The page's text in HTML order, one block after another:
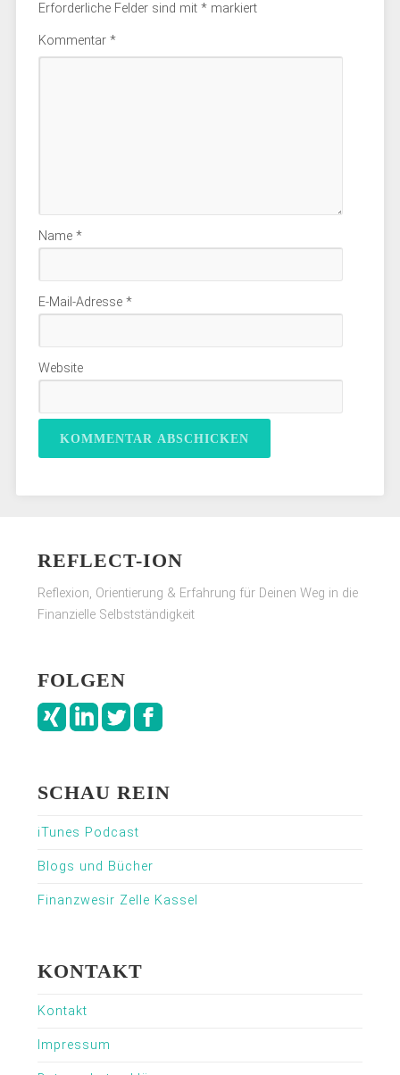
Erforderliche Felder sind mit *markiert
Kommentar *
Name *
E-Mail-Adresse *
Website
REFLECT-ION
Reflexion, Orientierung & Erfahrung für Deinen Weg in die
Finanzielle Selbstständigkeit
FOLGEN
SCHAU REIN
iTunes Podcast
Blogs und Bücher
Finanzwesir Zelle Kassel
KONTAKT
Kontakt
Impressum